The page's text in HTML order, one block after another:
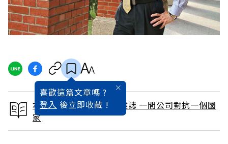
喜歡這篇文章嗎 ?
登入 後立即收藏 !
本文出自 2015 / 6月號雜誌 一間公司對抗一個國
家